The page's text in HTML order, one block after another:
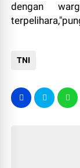
dengan
TNI